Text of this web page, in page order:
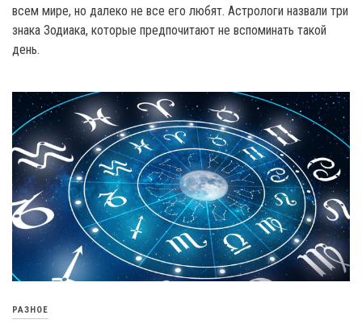
всем мире, но далеко не все его любят. Астрологи назвали три
знака Зодиака, которые предпочитают не вспоминать такой
день.
РАЗНОЕ